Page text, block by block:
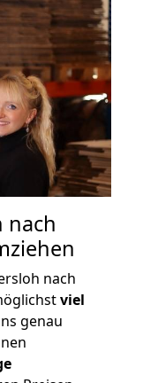
nach
nach
viel
genau